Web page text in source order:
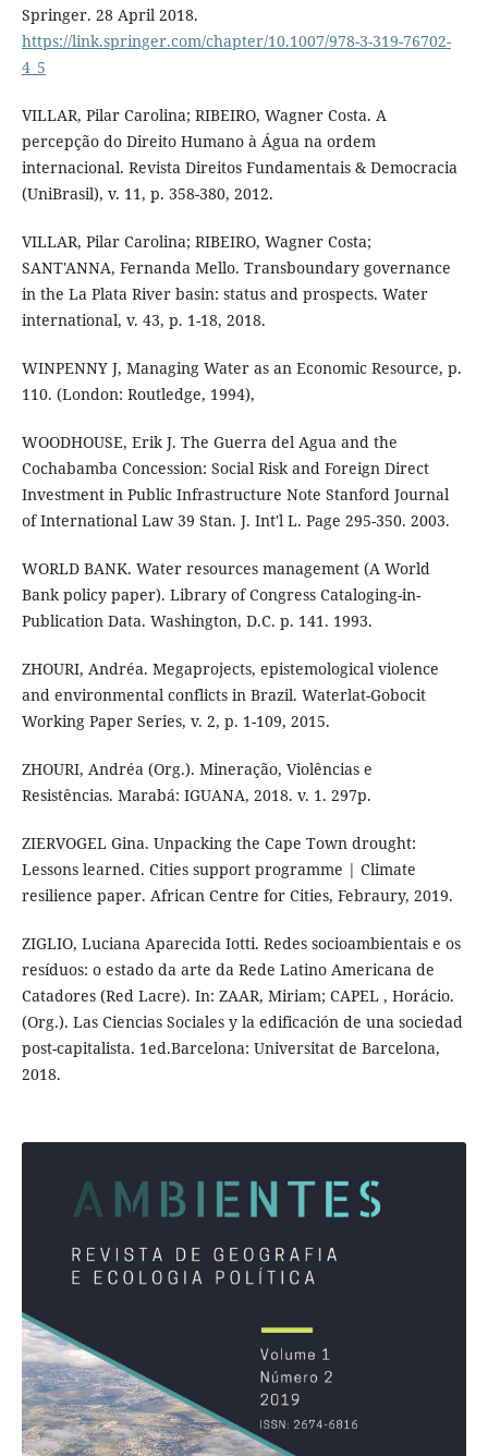
Springer. 28 April 2018.
https://link.springer.com/chapter/10.1007/978-3-319-76702-
4_5
VILLAR, Pilar Carolina; RIBEIRO, Wagner Costa. A
percepção do Direito Humano à Água na ordem
internacional. Revista Direitos Fundamentais & Democracia
(UniBrasil), v. 11, p. 358-380, 2012.
VILLAR, Pilar Carolina; RIBEIRO, Wagner Costa;
SANT'ANNA, Fernanda Mello. Transboundary governance
in the La Plata River basin: status and prospects. Water
international, v. 43, p. 1-18, 2018.
WINPENNY J, Managing Water as an Economic Resource, p.
110. (London: Routledge, 1994),
WOODHOUSE, Erik J. The Guerra del Agua and the
Cochabamba Concession: Social Risk and Foreign Direct
Investment in Public Infrastructure Note Stanford Journal
of International Law 39 Stan. J. Int'l L. Page 295-350. 2003.
WORLD BANK. Water resources management (A World
Bank policy paper). Library of Congress Cataloging-in-
Publication Data. Washington, D.C. p. 141. 1993.
ZHOURI, Andréa. Megaprojects, epistemological violence
and environmental conflicts in Brazil. Waterlat-Gobocit
Working Paper Series, v. 2, p. 1-109, 2015.
ZHOURI, Andréa (Org.). Mineração, Violências e
Resistências. Marabá: IGUANA, 2018. v. 1. 297p.
ZIERVOGEL Gina. Unpacking the Cape Town drought:
Lessons learned. Cities support programme | Climate
resilience paper. African Centre for Cities, Febraury, 2019.
ZIGLIO, Luciana Aparecida Iotti. Redes socioambientais e os
resíduos: o estado da arte da Rede Latino Americana de
Catadores (Red Lacre). In: ZAAR, Miriam; CAPEL , Horácio.
(Org.). Las Ciencias Sociales y la edificación de una sociedad
post-capitalista. 1ed.Barcelona: Universitat de Barcelona,
2018.